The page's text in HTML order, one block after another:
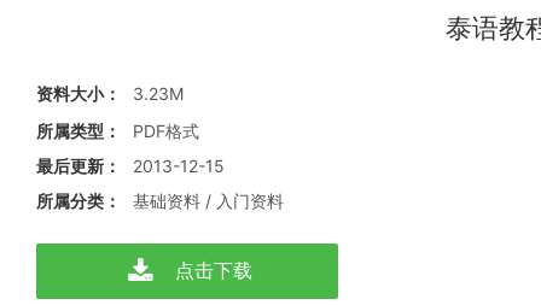
泰语教
资料大小：
3.23M
所属类型：
PDF格式
最后更新：
2013-12-15
所属分类：
基础资料 / 入门资料
点击下载